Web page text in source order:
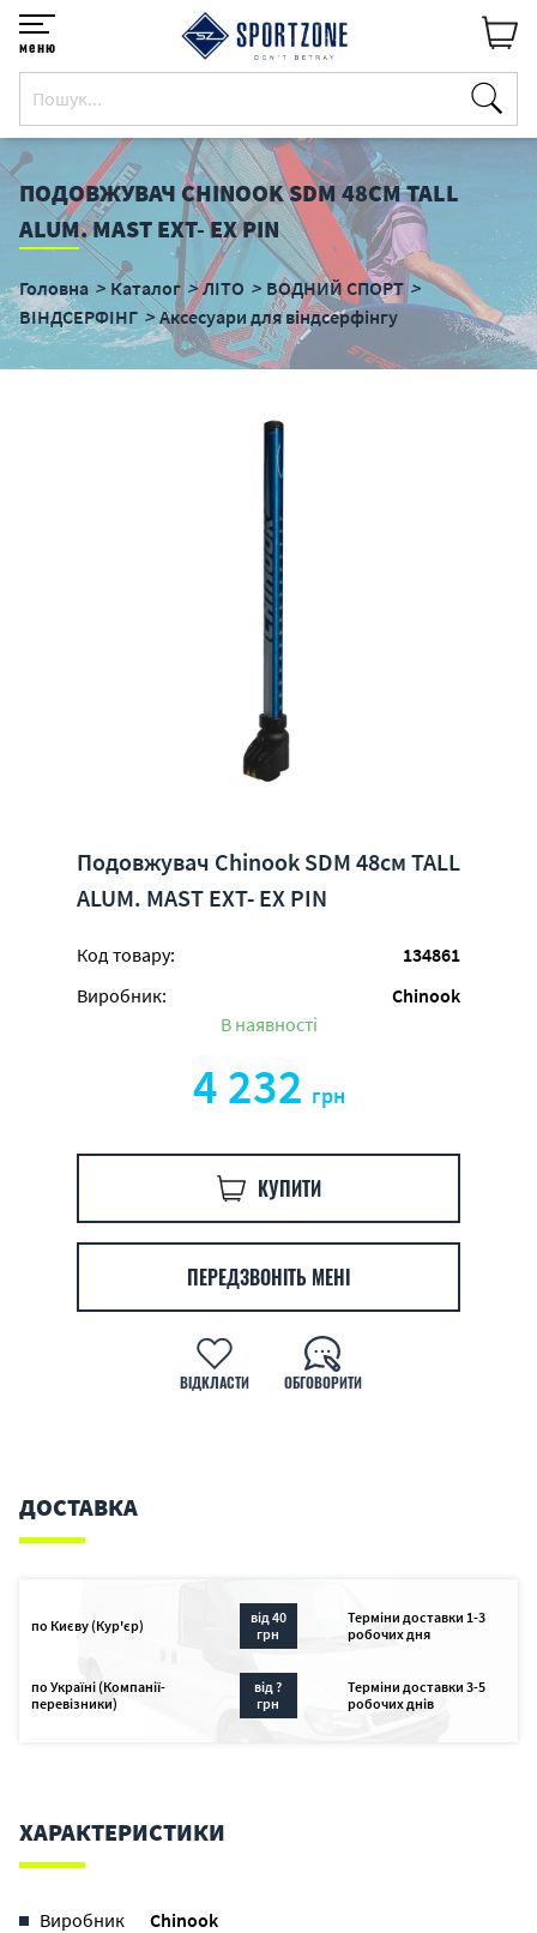
меню
ПОДОВЖУВАЧ CHINOOK SDM 48СМ TALL
ALUM. MAST EXT- EX PIN
Головна Каталог ЛІТО
ВОДНИЙ СПОРТ
ВІНДСЕРФІНГ
Аксесуари для віндсерфінгу
Подовжувач Chinook SDM 48см TALL
ALUM. MAST EXT- EX PIN
Код товару:
134861
Виробник:
Chinook
В наявності
4 232 грн
КУПИТИ
ПЕРЕДЗВОНІТЬ МЕНІ
ВІДКЛАСТИ ОБГОВОРИТИ
ДОСТАВКА
по Києву (Кур'єр)
від 40
грн
Терміни доставки 1-3
робочих дня
по Україні (Компанії-
перевізники)
від ?
грн
Терміни доставки 3-5
робочих днів
ХАРАКТЕРИСТИКИ
Виробник
Chinook